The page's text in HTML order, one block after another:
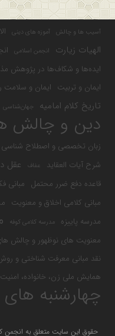
آسیب ها و چالش آموزه های دینی
الهیات زیارت انجمن اسلامی
ایده‌ها و شکاف‌ها در پژوهش
ایمان و تربیت ایمان و سلامت
تاریخ کلام امامیه جهان‌شناسی
دین و چالش
زبان تخصصی و اصطلاح شناسی
شرح آیات العقاید عفاف عقل
قاعده دفع ضرر محتمل مبانی
مبانی کلامی اخلاق و معنویت
مدرسه پاییزه مدرسه کلامی کوفه
معنویت های نوظهور و چالش
نقد مبانی معرفت شناختی و
همایش ملی زن، خانواده، امنیت
چهارشنبه های
حقوق این سایت متعلق به انجمن